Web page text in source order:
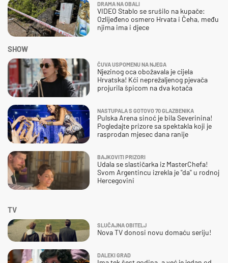
DRAMA NA OBALI
VIDEO Stablo se srušilo na kupače:
Ozlijeđeno osmero Hrvata i Čeha, među
njima ima i djece
SHOW
ČUVA USPOMENU NA NJEGA
Njezinog oca obožavala je cijela
Hrvatska! Kći neprežaljenog pjevača
projurila špicom na dva kotača
NASTUPALA S GOTOVO 70 GLAZBENIKA
Pulska Arena sinoć je bila Severinina!
Pogledajte prizore sa spektakla koji je
rasprodan mjesec dana ranije
BAJKOVITI PRIZORI
Udala se slastičarka iz MasterChefa!
Svom Argentincu izrekla je "da" u rodnoj
Hercegovini
TV
SLUČAJNA OBITELJ
Nova TV donosi novu domaću seriju!
DALEKI GRAD